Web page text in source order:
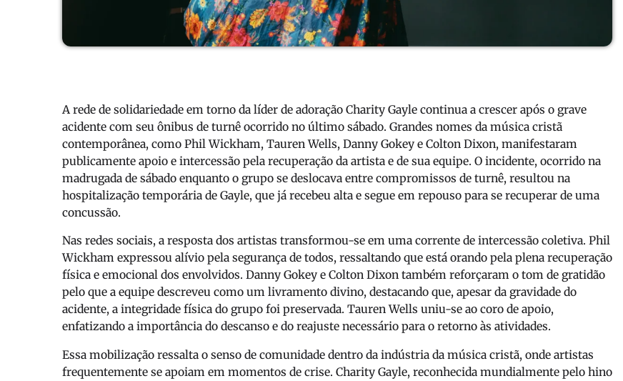
A rede de solidariedade em torno da líder de adoração Charity Gayle continua a crescer após o grave
acidente com seu ônibus de turnê ocorrido no último sábado. Grandes nomes da música cristã
contemporânea, como Phil Wickham, Tauren Wells, Danny Gokey e Colton Dixon, manifestaram
publicamente apoio e intercessão pela recuperação da artista e de sua equipe. O incidente, ocorrido na
madrugada de sábado enquanto o grupo se deslocava entre compromissos de turnê, resultou na
hospitalização temporária de Gayle, que já recebeu alta e segue em repouso para se recuperar de uma
concussão.
Nas redes sociais, a resposta dos artistas transformou-se em uma corrente de intercessão coletiva. Phil
Wickham expressou alívio pela segurança de todos, ressaltando que está orando pela plena recuperação
física e emocional dos envolvidos. Danny Gokey e Colton Dixon também reforçaram o tom de gratidão
pelo que a equipe descreveu como um livramento divino, destacando que, apesar da gravidade do
acidente, a integridade física do grupo foi preservada. Tauren Wells uniu-se ao coro de apoio,
enfatizando a importância do descanso e do reajuste necessário para o retorno às atividades.
Essa mobilização ressalta o senso de comunidade dentro da indústria da música cristã, onde artistas
frequentemente se apoiam em momentos de crise. Charity Gayle, reconhecida mundialmente pelo hino